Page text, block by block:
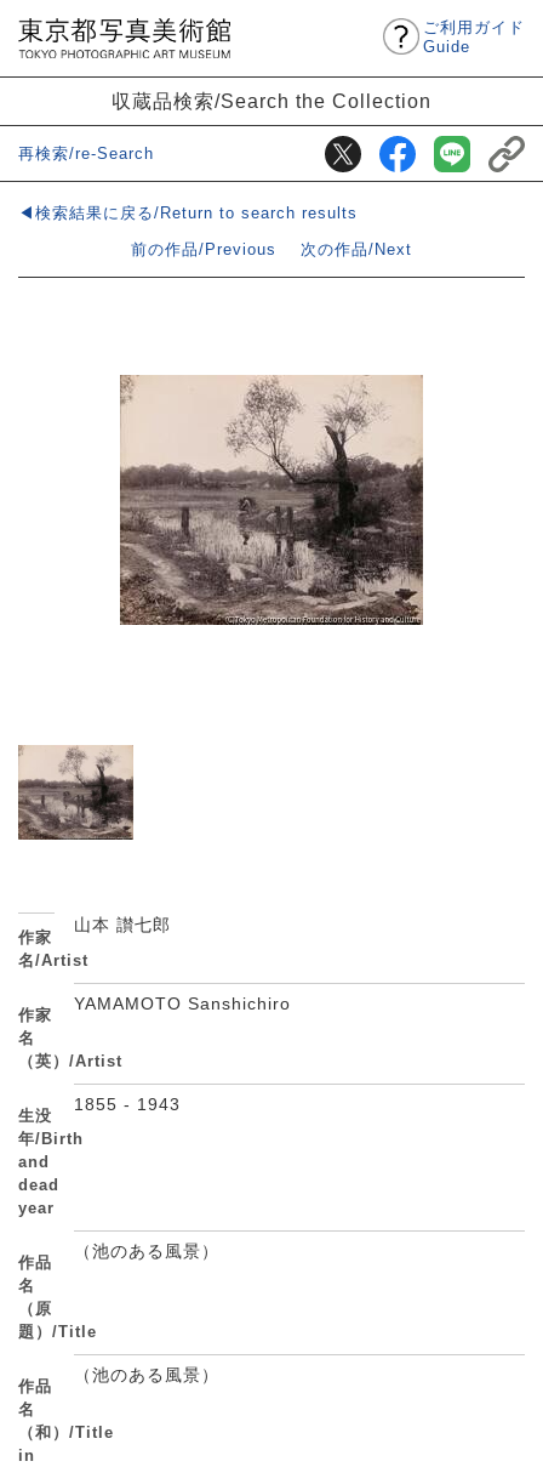
ご利用ガイド
Guide
収蔵品検索/Search the Collection
再検索/re-Search
◀検索結果に戻る/Return to search results
前の作品/Previous
次の作品/Next
作家
名/Artist
山本 讃七郎
作家
名
（英）/Artist
YAMAMOTO Sanshichiro
生没
年/Birth
and
dead
year
1855 - 1943
作品
名
（原
題）/Title
（池のある風景）
作品
名
（和）/Title
in
（池のある風景）